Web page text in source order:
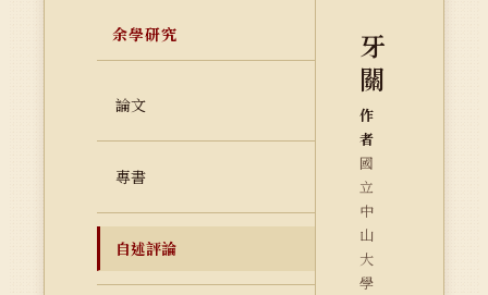
余學研究
論文
專書
自述評論
牙
關
作
者
國
立
中
山
大
學